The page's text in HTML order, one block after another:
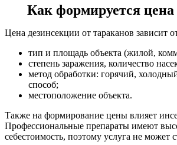
Как формируется цена
Цена дезинсекции от тараканов зависит
тип и площадь объекта (жилой,
степень заражения, количество
метод обработки: горячий,
способ;
местоположение объекта.
Также на формирование цены влияет
Профессиональные препараты имеют
себестоимость, поэтому услуга не может